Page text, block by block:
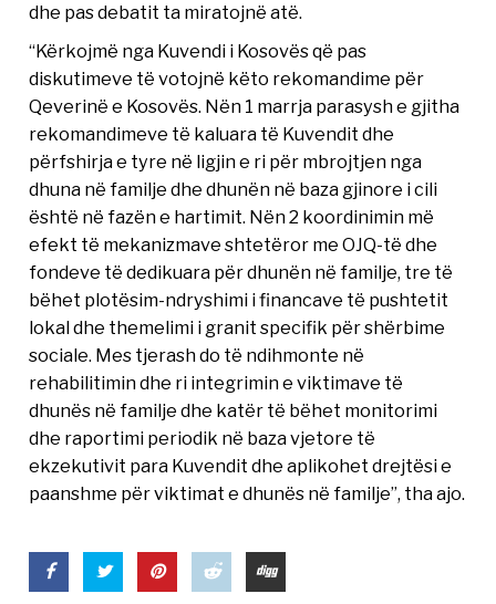
dhe pas debatit ta miratojnë atë.
“Kërkojmë nga Kuvendi i Kosovës që pas
diskutimeve të votojnë këto rekomandime për
Qeverinë e Kosovës. Nën 1 marrja parasysh e gjitha
rekomandimeve të kaluara të Kuvendit dhe
përfshirja e tyre në ligjin e ri për mbrojtjen nga
dhuna në familje dhe dhunën në baza gjinore i cili
është në fazën e hartimit. Nën 2 koordinimin më
efekt të mekanizmave shtetëror me OJQ-të dhe
fondeve të dedikuara për dhunën në familje, tre të
bëhet plotësim-ndryshimi i financave të pushtetit
lokal dhe themelimi i granit specifik për shërbime
sociale. Mes tjerash do të ndihmonte në
rehabilitimin dhe ri integrimin e viktimave të
dhunës në familje dhe katër të bëhet monitorimi
dhe raportimi periodik në baza vjetore të
ekzekutivit para Kuvendit dhe aplikohet drejtësi e
paanshme për viktimat e dhunës në familje”, tha ajo.